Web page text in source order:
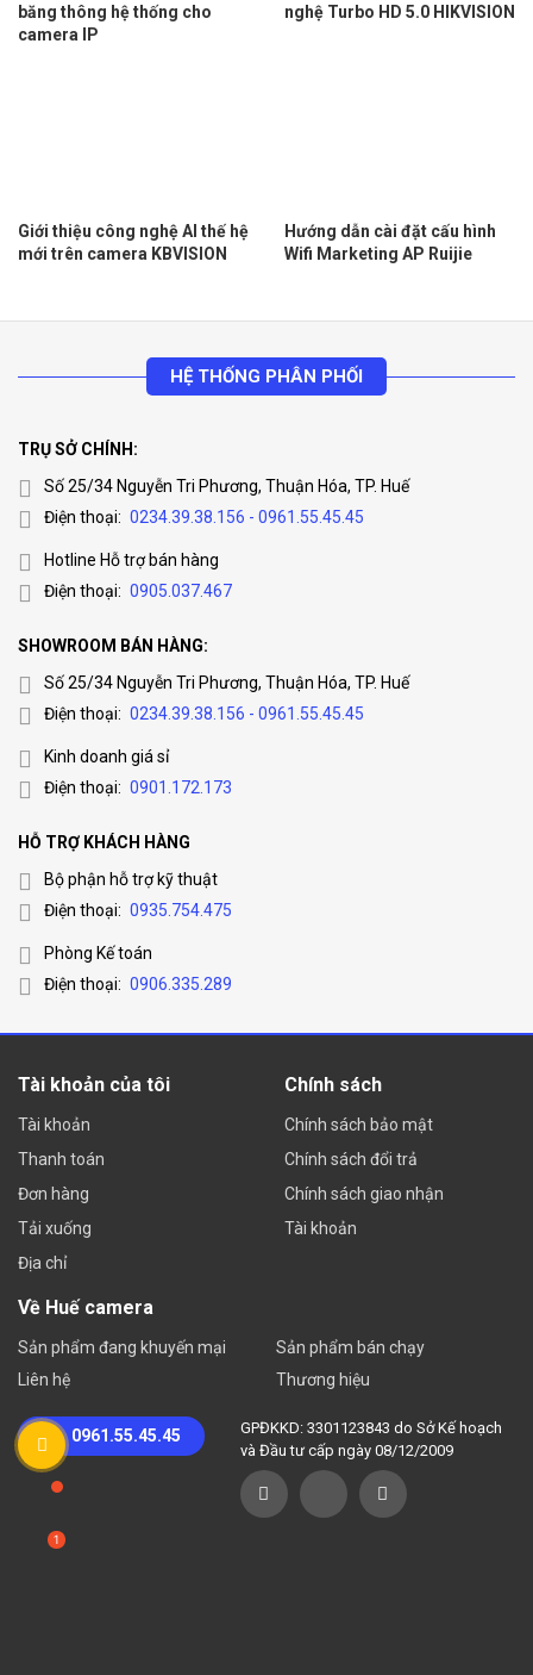
băng thông hệ thống cho
camera IP
nghệ Turbo HD 5.0 HIKVISION
Giới thiệu công nghệ AI thế hệ
mới trên camera KBVISION
Hướng dẫn cài đặt cấu hình
Wifi Marketing AP Ruijie
HỆ THỐNG PHÂN PHỐI
TRỤ SỞ CHÍNH:
Số 25/34 Nguyễn Tri Phương, Thuận Hóa, TP. Huế
Điện thoại: 0234.39.38.156 - 0961.55.45.45
Hotline Hỗ trợ bán hàng
Điện thoại: 0905.037.467
SHOWROOM BÁN HÀNG:
Số 25/34 Nguyễn Tri Phương, Thuận Hóa, TP. Huế
Điện thoại: 0234.39.38.156 - 0961.55.45.45
Kinh doanh giá sỉ
Điện thoại: 0901.172.173
HỖ TRỢ KHÁCH HÀNG
Bộ phận hỗ trợ kỹ thuật
Điện thoại: 0935.754.475
Phòng Kế toán
Điện thoại: 0906.335.289
Tài khoản của tôi
Tài khoản
Thanh toán
Đơn hàng
Tải xuống
Địa chỉ
Chính sách
Chính sách bảo mật
Chính sách đổi trả
Chính sách giao nhận
Tài khoản
Về Huế camera
Sản phẩm đang khuyến mại
Liên hệ
Sản phẩm bán chạy
Thương hiệu
0961.55.45.45
GPĐKKD: 3301123843 do Sở Kế hoạch
và Đầu tư cấp ngày 08/12/2009